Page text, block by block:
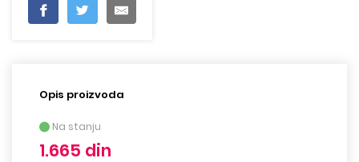
Opis proizvoda
Na stanju
1.665 din